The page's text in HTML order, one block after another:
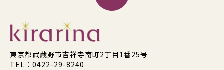
東京都武蔵野市吉祥寺南町2丁目1番25号
TEL：0422-29-8240